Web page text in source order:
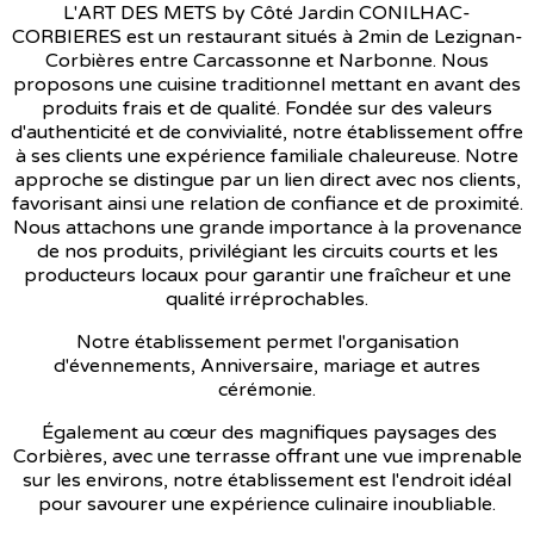
L'ART DES METS by Côté Jardin CONILHAC-
CORBIERES est un restaurant situés à 2min de Lezignan-
Corbières entre Carcassonne et Narbonne. Nous
proposons une cuisine traditionnel mettant en avant des
produits frais et de qualité. Fondée sur des valeurs
d'authenticité et de convivialité, notre établissement offre
à ses clients une expérience familiale chaleureuse. Notre
approche se distingue par un lien direct avec nos clients,
favorisant ainsi une relation de confiance et de proximité.
Nous attachons une grande importance à la provenance
de nos produits, privilégiant les circuits courts et les
producteurs locaux pour garantir une fraîcheur et une
qualité irréprochables.
Notre établissement permet l'organisation
d'évennements, Anniversaire, mariage et autres
cérémonie.
Également au cœur des magnifiques paysages des
Corbières, avec une terrasse offrant une vue imprenable
sur les environs, notre établissement est l'endroit idéal
pour savourer une expérience culinaire inoubliable.